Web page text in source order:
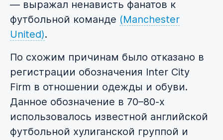
— выражал ненависть фанатов к
футбольной команде (Manchester
United).
По схожим причинам было отказано в
регистрации обозначения Inter City
Firm в отношении одежды и обуви.
Данное обозначение в 70–80-х
использовалось известной английской
футбольной хулиганской группой и